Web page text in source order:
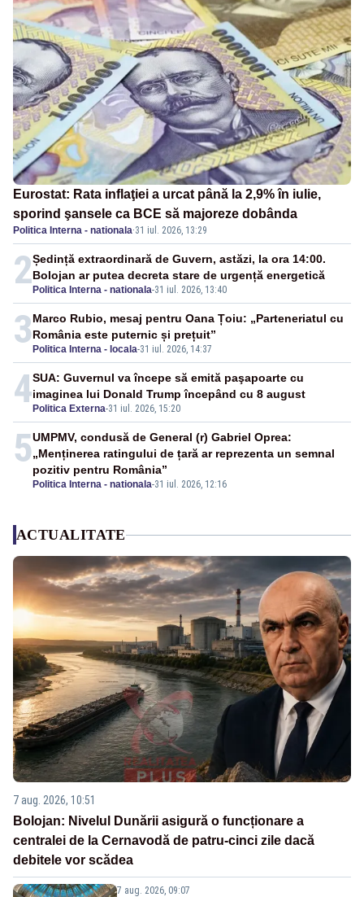
Eurostat: Rata inflaţiei a urcat până la 2,9% în iulie,
sporind şansele ca BCE să majoreze dobânda
Politica Interna - nationala·31 iul. 2026, 13:29
2 Politica Interna - nationala-31 iul. 2026, 13:40
Ședință extraordinară de Guvern, astăzi, la ora 14:00.
Bolojan ar putea decreta stare de urgență energetică
3 Politica Interna - locala-31 iul. 2026, 14:37
Marco Rubio, mesaj pentru Oana Țoiu: „Parteneriatul cu
România este puternic și prețuit”
4 Politica Externa-31 iul. 2026, 15:20
SUA: Guvernul va începe să emită paşapoarte cu
imaginea lui Donald Trump începând cu 8 august
5
Politica Interna - nationala-31 iul. 2026, 12:16
UMPMV, condusă de General (r) Gabriel Oprea:
„Menținerea ratingului de țară ar reprezenta un semnal
pozitiv pentru România”
ACTUALITATE
7 aug. 2026, 10:51
Bolojan: Nivelul Dunării asigură o funcționare a
centralei de la Cernavodă de patru-cinci zile dacă
debitele vor scădea
7 aug. 2026, 09:07